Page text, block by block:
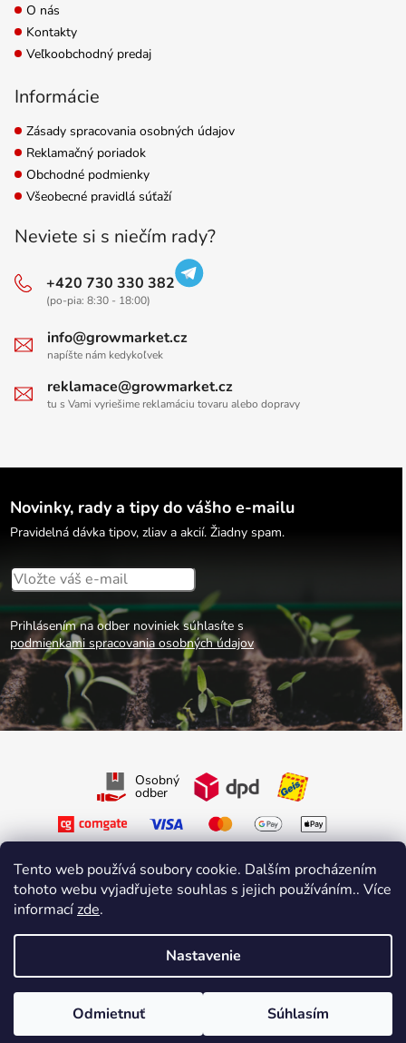
Tento web používá soubory cookie. Dalším procházením
tohoto webu vyjadřujete souhlas s jejich používáním.. Více
informacízde.
Nastavenie
Odmietnuť Súhlasím
O nás
Kontakty
Veľkoobchodný predaj
Informácie
Zásady spracovania osobných údajov
Reklamačný poriadok
Obchodné podmienky
Všeobecné pravidlá súťaží
Neviete si s niečím rady?
+420 730 330 382
(po-pia: 8:30 - 18:00)
info@growmarket.cz
napíšte nám kedykoľvek
reklamace@growmarket.cz
tu s Vami vyriešime reklamáciu tovaru alebo dopravy
Novinky, rady a tipy do vášho e-mailu
Pravidelná dávka tipov, zliav a akcií. Žiadny spam.
Prihlásením na odber noviniek súhlasíte s
podmienkami spracovania osobných údajov
Osobný
odber
Sledujte nás na Instagrame
Vytvoril Shoptet Premium&sniperdesign.cz
Copyright 2026Growmarket.cz . Všetky práva vyhradené.